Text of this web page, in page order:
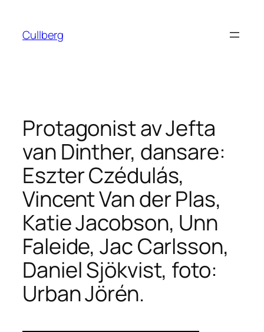
innehåll
Cullberg
Protagonist av Jefta
van Dinther, dansare:
Eszter Czédulás,
Vincent Van der Plas,
Katie Jacobson, Unn
Faleide, Jac Carlsson,
Daniel Sjökvist, foto:
Urban Jörén.